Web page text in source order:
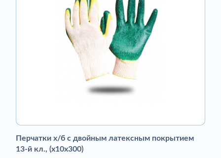
Перчатки х/б с двойным латексным покрытием
13-й кл., (х10х300)